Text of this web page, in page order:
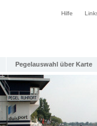
Hilfe
Pegelauswahl über Karte